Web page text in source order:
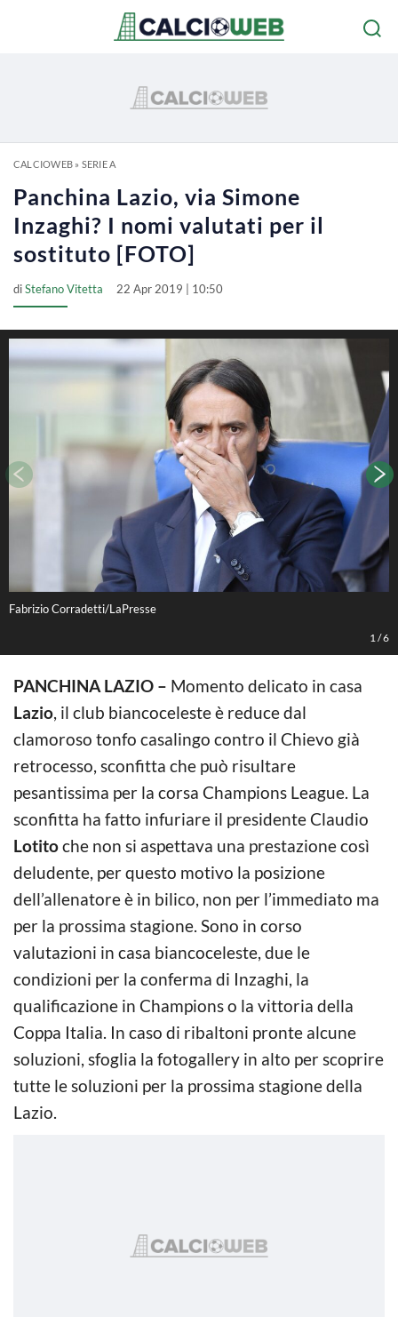
CALCIOWEB» SERIE A
Panchina Lazio, via Simone
Inzaghi? I nomi valutati per il
sostituto [FOTO]
diStefano Vitetta 22 Apr 2019 | 10:50
Fabrizio Corradetti/LaPresse
1 /6
PANCHINA LAZIO – Momento delicato in casa
Lazio, il club biancoceleste è reduce dal
clamoroso tonfo casalingo contro il Chievo già
retrocesso, sconfitta che può risultare
pesantissima per la corsa Champions League. La
sconfitta ha fatto infuriare il presidente Claudio
Lotitoche non si aspettava una prestazione così
deludente, per questo motivo la posizione
dell’allenatore è in bilico, non per l’immediato ma
per la prossima stagione. Sono in corso
valutazioni in casa biancoceleste, due le
condizioni per la conferma di Inzaghi, la
qualificazione in Champions o la vittoria della
Coppa Italia. In caso di ribaltoni pronte alcune
soluzioni, sfoglia la fotogallery in alto per scoprire
tutte le soluzioni per la prossima stagione della
Lazio.